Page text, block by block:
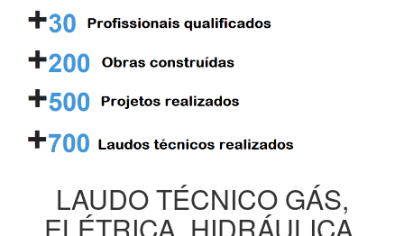
LAUDO TÉCNICO GÁS,
ELÉTRICA, HIDRÁULICA,